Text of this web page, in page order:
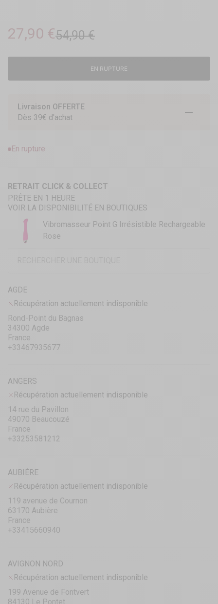
Prix de vente
27,90 €Prix normal
54,90 €
EN RUPTURE
Livraison OFFERTE
Dès 39€ d'achat
En rupture
RETRAIT CLICK & COLLECT
PRÊTE EN 1 HEURE
VOIR LA DISPONIBILITÉ EN BOUTIQUES
Vibromasseur Point G Irrésistible Rechargeable
Rose
AGDE
Récupération actuellement indisponible
Rond-Point du Bagnas
34300 Agde
France
+33467935677
ANGERS
Récupération actuellement indisponible
14 rue du Pavillon
49070 Beaucouzé
France
+33253581212
AUBIÈRE
Récupération actuellement indisponible
119 avenue de Cournon
63170 Aubière
France
+33415660940
AVIGNON NORD
Récupération actuellement indisponible
199 Avenue de Fontvert
84130 Le Pontet